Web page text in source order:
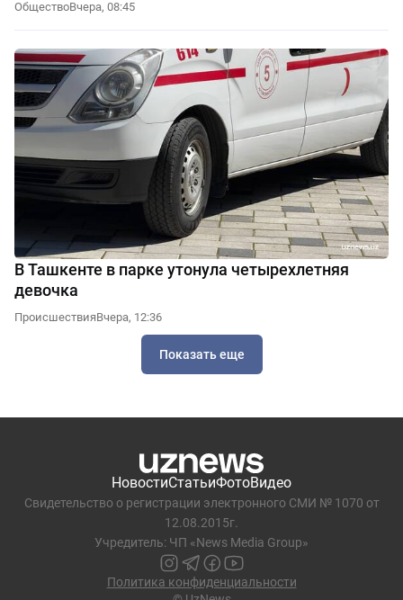
ОбществоВчера, 08:45
В Ташкенте в парке утонула четырехлетняя
девочка
ПроисшествияВчера, 12:36
Показать еще
НовостиСтатьиФотоВидео
Свидетельство о регистрации электронного СМИ № 1070 от
12.08.2015г.
Учредитель: ЧП «News Media Group»
Политика конфиденциальности